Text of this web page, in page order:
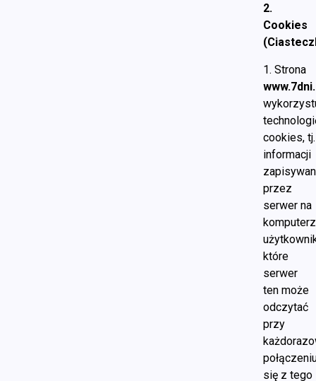
2.
Cookies
1. Strona
cookies, tj.
informacji
przez
serwer na
które
serwer
ten może
odczytać
przy
się z tego